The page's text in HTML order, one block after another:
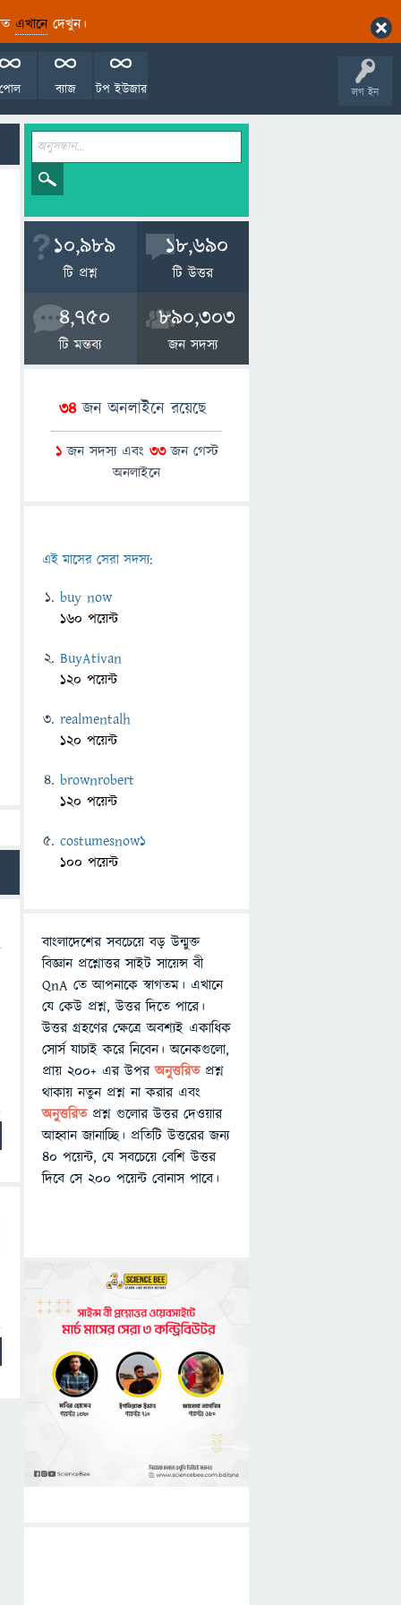
এখানেদেখুন।
লগ ইন
টপ ইউজার
ব্যাজ
পোল
10,989
টি প্রশ্ন
18,690
টি উত্তর
4,750
টি মন্তব্য
890,303
জন সদস্য
34জন অনলাইনে রয়েছে
1জন সদস্য এবং 33জন গেস্ট
অনলাইনে
এই মাসের সেরা সদস্য:
buy now
160 পয়েন্ট
BuyAtivan
120 পয়েন্ট
realmentalh
120 পয়েন্ট
brownrobert
120 পয়েন্ট
costumesnow1
100 পয়েন্ট
বাংলাদেশের সবচেয়ে বড় উন্মুক্ত
বিজ্ঞান প্রশ্নোত্তর সাইট সায়েন্স বী
QnA তে আপনাকে স্বাগতম। এখানে
যে কেউ প্রশ্ন, উত্তর দিতে পারে।
উত্তর গ্রহণের ক্ষেত্রে অবশ্যই একাধিক
সোর্স যাচাই করে নিবেন। অনেকগুলো,
প্রায় ২০০+ এর উপরঅনুত্তরিতপ্রশ্ন
থাকায় নতুন প্রশ্ন না করার এবং
অনুত্তরিত প্রশ্ন গুলোর উত্তর দেওয়ার
আহ্বান জানাচ্ছি। প্রতিটি উত্তরের জন্য
৪০ পয়েন্ট, যে সবচেয়ে বেশি উত্তর
দিবে সে ২০০ পয়েন্ট বোনাস পাবে।